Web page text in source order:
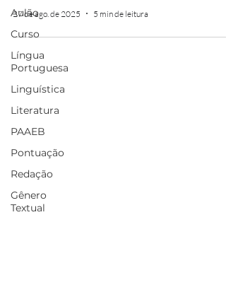
Aulão
Curso
Língua
Portuguesa
Linguística
Literatura
PAAEB
Pontuação
Redação
Gênero
Textual
27 de ago. de 2025 5 min de leitura